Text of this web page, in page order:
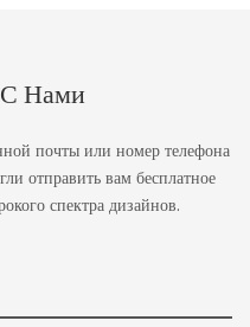
С Нами
почты или номер телефона
отправить вам бесплатное
спектра дизайнов.